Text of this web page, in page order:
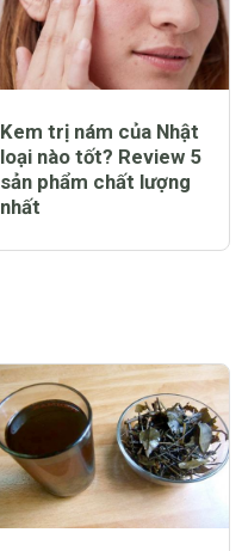
Kem trị nám của Nhật
loại nào tốt? Review 5
sản phẩm chất lượng
nhất